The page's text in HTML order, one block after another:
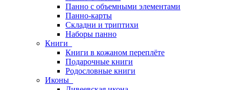
Панно с объемными элементами
Панно-карты
Складни и триптихи
Наборы панно
Книги
Книги в кожаном переплёте
Подарочные книги
Родословные книги
Иконы